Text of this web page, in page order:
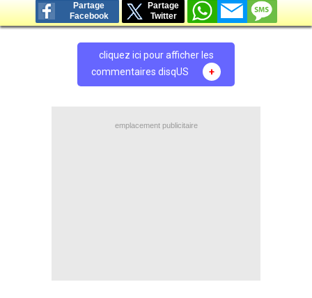
Partage
Facebook
Partage
Twitter
cliquez ici pour afficher les
commentaires disqUS
+
emplacement publicitaire